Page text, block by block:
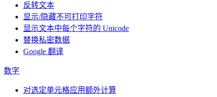
反转文本
显示/隐藏不可打印字符
显示文本中每个字符的 Unicode
替换私密数据
Google 翻译
数字
对选定单元格应用额外计算